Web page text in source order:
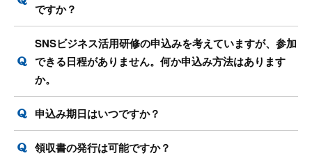
ですか？
SNSビジネス活用研修の申込みを考えていますが、参加
できる日程がありません。何か申込み方法はあります
か。
申込み期日はいつですか？
領収書の発行は可能ですか？